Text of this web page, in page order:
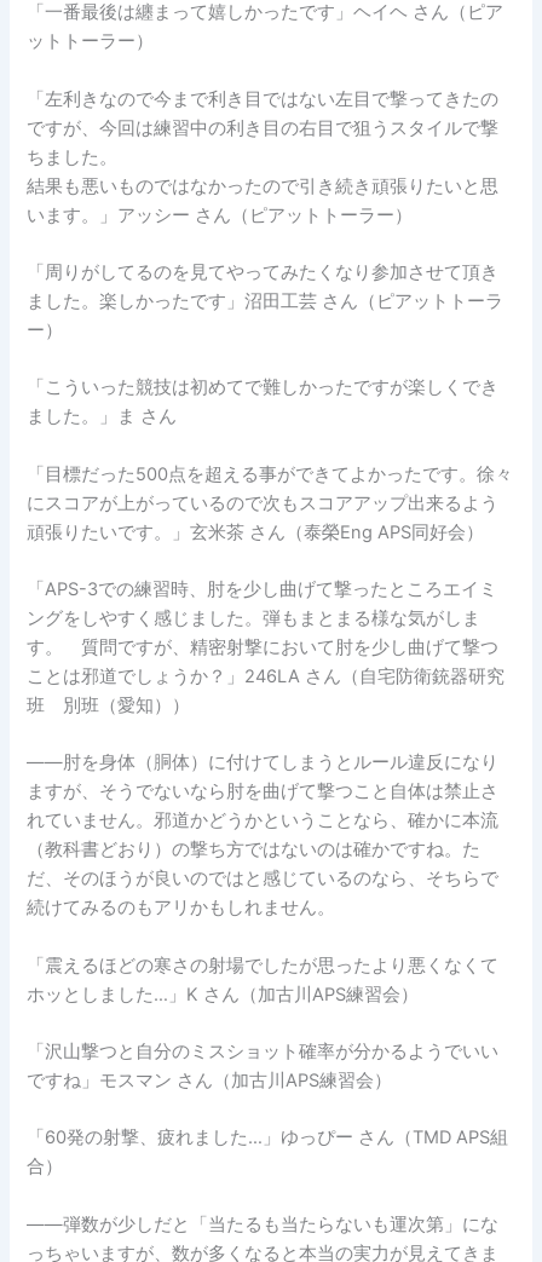
「一番最後は纏まって嬉しかったです」ヘイヘ さん（ピア
ットトーラー）
「左利きなので今まで利き目ではない左目で撃ってきたの
ですが、今回は練習中の利き目の右目で狙うスタイルで撃
ちました。
結果も悪いものではなかったので引き続き頑張りたいと思
います。」アッシー さん（ピアットトーラー）
「周りがしてるのを見てやってみたくなり参加させて頂き
ました。楽しかったです」沼田工芸 さん（ピアットトーラ
ー）
「こういった競技は初めてで難しかったですが楽しくでき
ました。」ま さん
「目標だった500点を超える事ができてよかったです。徐々
にスコアが上がっているので次もスコアアップ出来るよう
頑張りたいです。」玄米茶 さん（泰榮Eng APS同好会）
「APS-3での練習時、肘を少し曲げて撃ったところエイミ
ングをしやすく感じました。弾もまとまる様な気がしま
す。 質問ですが、精密射撃において肘を少し曲げて撃つ
ことは邪道でしょうか？」246LA さん（自宅防衛銃器研究
班 別班（愛知））
――肘を身体（胴体）に付けてしまうとルール違反になり
ますが、そうでないなら肘を曲げて撃つこと自体は禁止さ
れていません。邪道かどうかということなら、確かに本流
（教科書どおり）の撃ち方ではないのは確かですね。た
だ、そのほうが良いのではと感じているのなら、そちらで
続けてみるのもアリかもしれません。
「震えるほどの寒さの射場でしたが思ったより悪くなくて
ホッとしました…」K さん（加古川APS練習会）
「沢山撃つと自分のミスショット確率が分かるようでいい
ですね」モスマン さん（加古川APS練習会）
「60発の射撃、疲れました…」ゆっぴー さん（TMD APS組
合）
――弾数が少しだと「当たるも当たらないも運次第」にな
っちゃいますが、数が多くなると本当の実力が見えてきま